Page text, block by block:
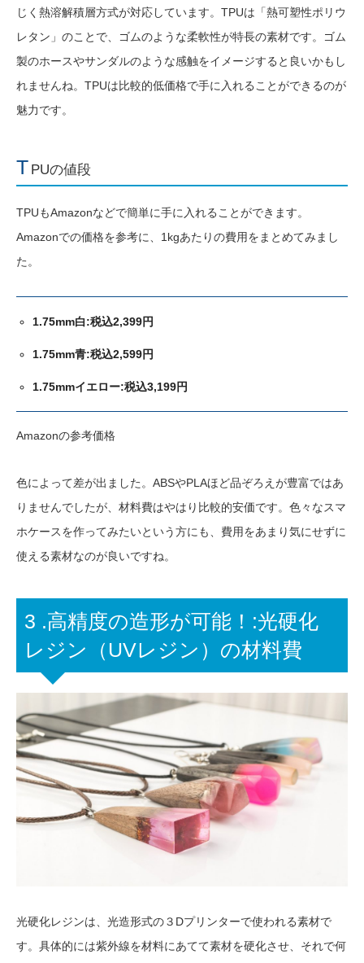
じく熱溶解積層方式が対応しています。TPUは「熱可塑性ポリウ
レタン」のことで、ゴムのような柔軟性が特長の素材です。ゴム
製のホースやサンダルのような感触をイメージすると良いかもし
れませんね。TPUは比較的低価格で手に入れることができるのが
魅力です。
T PUの値段
TPUもAmazonなどで簡単に手に入れることができます。
Amazonでの価格を参考に、1kgあたりの費用をまとめてみまし
た。
1.75mm白:税込2,399円
1.75mm青:税込2,599円
1.75mmイエロー:税込3,199円
Amazonの参考価格
色によって差が出ました。ABSやPLAほど品ぞろえが豊富ではあ
りませんでしたが、材料費はやはり比較的安価です。色々なスマ
ホケースを作ってみたいという方にも、費用をあまり気にせずに
使える素材なのが良いですね。
3 .高精度の造形が可能！:光硬化
レジン（UVレジン）の材料費
光硬化レジンは、光造形式の３Dプリンターで使われる素材で
す。具体的には紫外線を材料にあてて素材を硬化させ、それで何